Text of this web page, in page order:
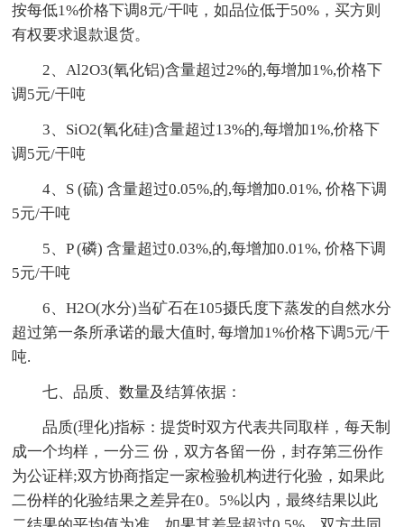
按每低1%价格下调8元/干吨，如品位低于50%，买方则
有权要求退款退货。
2、Al2O3(氧化铝)含量超过2%的,每增加1%,价格下
调5元/干吨
3、SiO2(氧化硅)含量超过13%的,每增加1%,价格下
调5元/干吨
4、S (硫) 含量超过0.05%,的,每增加0.01%, 价格下调
5元/干吨
5、P (磷) 含量超过0.03%,的,每增加0.01%, 价格下调
5元/干吨
6、H2O(水分)当矿石在105摄氏度下蒸发的自然水分
超过第一条所承诺的最大值时, 每增加1%价格下调5元/干
吨.
七、品质、数量及结算依据：
品质(理化)指标：提货时双方代表共同取样，每天制
成一个均样，一分三 份，双方各留一份，封存第三份作
为公证样;双方协商指定一家检验机构进行化验，如果此
二份样的化验结果之差异在0。5%以内，最终结果以此